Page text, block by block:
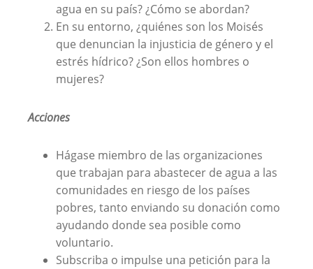
agua en su país? ¿Cómo se abordan?
En su entorno, ¿quiénes son los Moisés
que denuncian la injusticia de género y el
estrés hídrico? ¿Son ellos hombres o
mujeres?
Acciones
Hágase miembro de las organizaciones
que trabajan para abastecer de agua a las
comunidades en riesgo de los países
pobres, tanto enviando su donación como
ayudando donde sea posible como
voluntario.
Subscriba o impulse una petición para la